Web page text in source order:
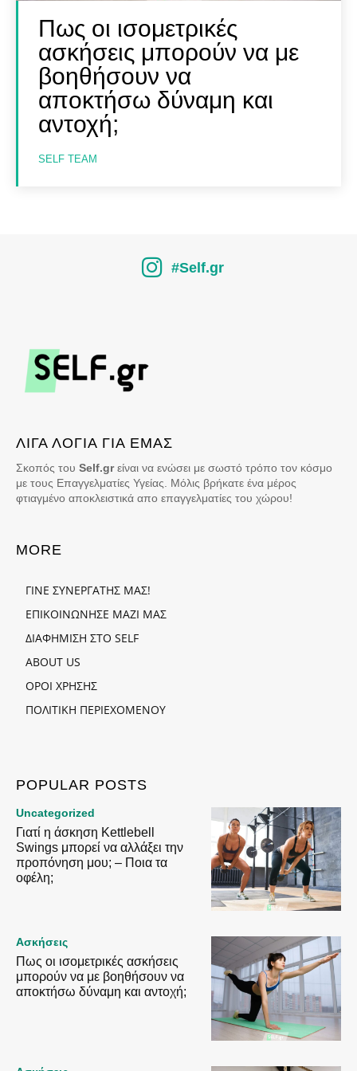
Πως οι ισομετρικές
ασκήσεις μπορούν να με
βοηθήσουν να
αποκτήσω δύναμη και
αντοχή;
SELF TEAM
#Self.gr
ΛΙΓΑ ΛΟΓΙΑ ΓΙΑ ΕΜΑΣ
Σκοπός του Self.grείναι να ενώσει με σωστό τρόπο τον κόσμο
με τους Επαγγελματίες Υγείας. Μόλις βρήκατε ένα μέρος
φτιαγμένο αποκλειστικά απο επαγγελματίες του χώρου!
MORE
ΓΙΝΕ ΣΥΝΕΡΓΑΤΗΣ ΜΑΣ!
ΕΠΙΚΟΙΝΩΝΗΣΕ ΜΑΖΙ ΜΑΣ
ΔΙΑΦΗΜΙΣΗ ΣΤΟ SELF
ABOUT US
ΟΡΟΙ ΧΡΗΣΗΣ
ΠΟΛΙΤΙΚΗ ΠΕΡΙΕΧΟΜΕΝΟΥ
POPULAR POSTS
Uncategorized
Γιατί η άσκηση Kettlebell
Swings μπορεί να αλλάξει την
προπόνηση μου; – Ποια τα
οφέλη;
Ασκήσεις
Πως οι ισομετρικές ασκήσεις
μπορούν να με βοηθήσουν να
αποκτήσω δύναμη και αντοχή;